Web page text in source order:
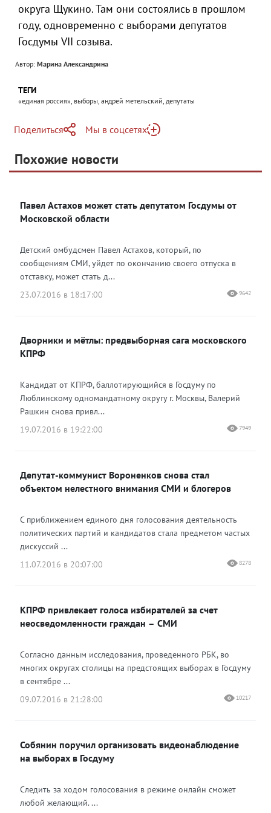
округа Щукино. Там они состоялись в прошлом
году, одновременно с выборами депутатов
Госдумы VII созыва.
Автор: Марина Александрина
ТЕГИ
«единая россия», выборы, андрей метельский, депутаты
Поделиться
Telegram
Одноклассники
Мы в соцсетях
Яндекс Дзен
Похожие новости
Павел Астахов может стать депутатом Госдумы от
Московской области
Детский омбудсмен Павел Астахов, который, по
сообщениям СМИ, уйдет по окончанию своего отпуска в
отставку, может стать д...
23.07.2016 в 18:17:00
9642
Дворники и мётлы: предвыборная сага московского
КПРФ
Кандидат от КПРФ, баллотирующийся в Госдуму по
Люблинскому одномандатному округу г. Москвы, Валерий
Рашкин снова привл...
19.07.2016 в 19:22:00
7949
Депутат-коммунист Вороненков снова стал
объектом нелестного внимания СМИ и блогеров
С приближением единого дня голосования деятельность
политических партий и кандидатов стала предметом частых
дискуссий ...
11.07.2016 в 20:07:00
8278
КПРФ привлекает голоса избирателей за счет
неосведомленности граждан – СМИ
Согласно данным исследования, проведенного РБК, во
многих округах столицы на предстоящих выборах в Госдуму
в сентябре ...
09.07.2016 в 21:28:00
10217
Собянин поручил организовать видеонаблюдение
на выборах в Госдуму
Следить за ходом голосования в режиме онлайн сможет
любой желающий. ...